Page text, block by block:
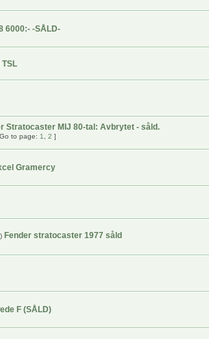
6000:- -SÅLD-
Stratocaster MIJ 80-tal: Avbrytet - såld.
Go to page: 1 2 ]
Gramercy
Fender stratocaster 1977 såld
F (SÅLD)